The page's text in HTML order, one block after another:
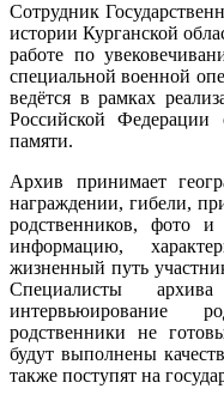
Сотрудник
истории Курганской
работе по
специальной военной
ведётся в рамках
Российской Федерации
памяти.
Архив принимает
награждении, гибели,
родственников, фото
информацию,
жизненный путь
Специалисты
интервьюирование
родственники не
будут выполнены
также поступят на